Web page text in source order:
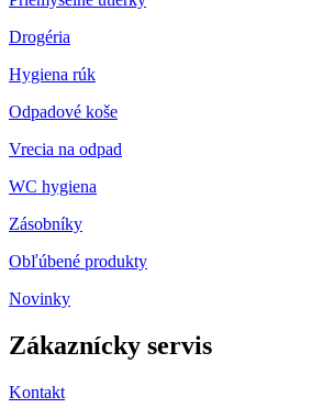
Drogéria
Hygiena rúk
Odpadové koše
Vrecia na odpad
WC hygiena
Zásobníky
Obľúbené produkty
Novinky
Zákaznícky servis
Kontakt